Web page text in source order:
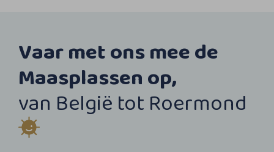
Vaar met ons mee de
Maasplassen op,
van België tot Roermond